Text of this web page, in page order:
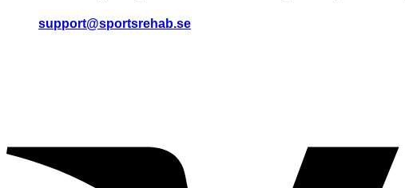
support@sportsrehab.se